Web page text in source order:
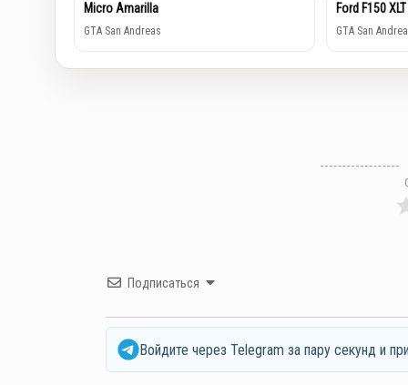
Micro Amarilla
GTA San Andreas
Ford F150 XLT
GTA San
Подписаться
Войдите через Telegram за пару секунд и